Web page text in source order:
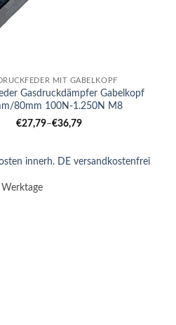
MIT GABELKOPF
Gasdruckdämpfer Gabelkopf
80mm 100N-1.250N M8
€27,79–€36,79
innerh. DE versandkostenfrei